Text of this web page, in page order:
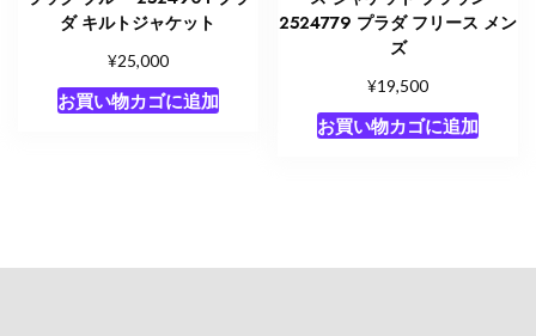
ダ キルトジャケット
¥25,000
お買い物カゴに追加
2524779 プラダ フリース メン
ズ
¥19,500
お買い物カゴに追加